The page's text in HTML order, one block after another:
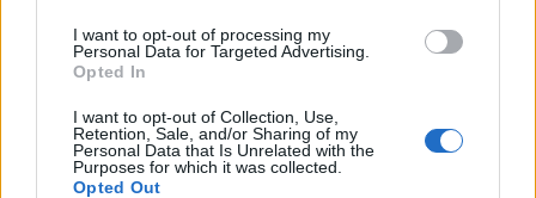
I want to opt-out of processing my
Personal Data for Targeted Advertising.
Opted In
I want to opt-out of Collection, Use,
Retention, Sale, and/or Sharing of my
Personal Data that Is Unrelated with the
Purposes for which it was collected.
Opted Out